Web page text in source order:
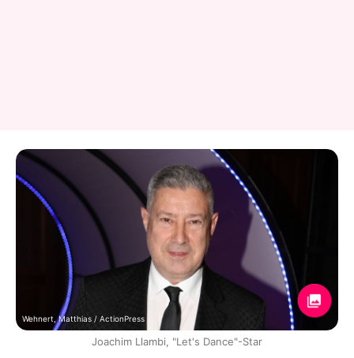
Wehnert, Matthias / ActionPress
Joachim Llambi, "Let's Dance"-Star